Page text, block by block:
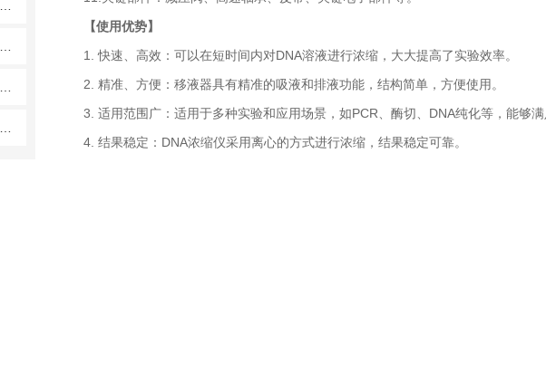
【使用优势】
1. 快速、高效：可以在短时间内对DNA溶液进行浓缩，大大提高了实验效率。
2. 精准、方便：移液器具有精准的吸液和排液功能，结构简单，方便使用。
3. 适用范围广：适用于多种实验和应用场景，如PCR、酶切、DNA纯化等，能够满
4. 结果稳定：DNA浓缩仪采用离心的方式进行浓缩，结果稳定可靠。